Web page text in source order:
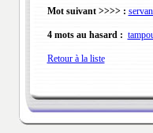
Mot suivant >>>> :
4 mots au hasard :
Retour à la liste